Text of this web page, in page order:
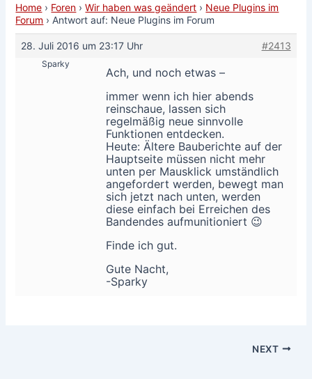
Home › Foren › Wir haben was geändert › Neue Plugins im
Forum › Antwort auf: Neue Plugins im Forum
28. Juli 2016 um 23:17 Uhr #2413
Sparky
Ach, und noch etwas –
immer wenn ich hier abends
reinschaue, lassen sich
regelmäßig neue sinnvolle
Funktionen entdecken.
Heute: Ältere Bauberichte auf der
Hauptseite müssen nicht mehr
unten per Mausklick umständlich
angefordert werden, bewegt man
sich jetzt nach unten, werden
diese einfach bei Erreichen des
Bandendes aufmunitioniert 😉
Finde ich gut.
Gute Nacht,
-Sparky
NEXT